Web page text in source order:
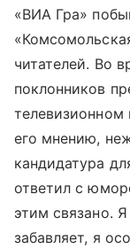
«ВИА Гра»
читателей. Во
поклонников
телевизионном
его мнению,
кандидатура
ответил с
этим связано.
забавляет, я